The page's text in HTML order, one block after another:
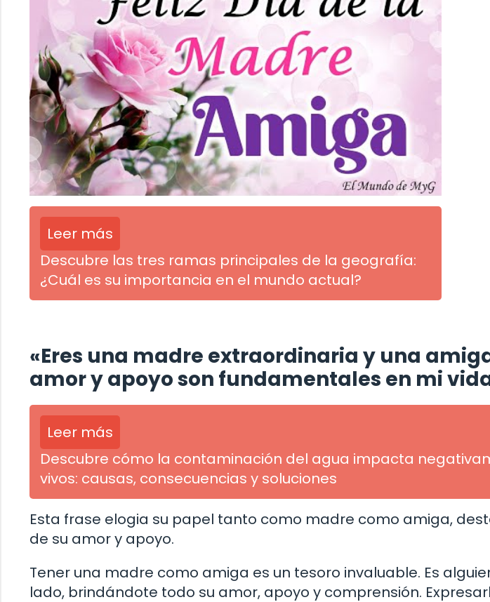
Leer más
Descubre las tres ramas principales de la geografía:
¿Cuál es su importancia en el mundo actual?
«Eres una madre extraordinaria y una
amor y apoyo son fundamentales en mi
Leer más
Descubre cómo la contaminación del agua impacta
vivos: causas, consecuencias y soluciones
Esta frase elogia su papel tanto como madre como amiga,
de su amor y apoyo.
Tener una madre como amiga es un tesoro invaluable. Es
lado, brindándote todo su amor, apoyo y comprensión.